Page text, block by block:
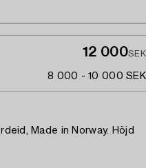
12 000SEK
8 000 - 10 000 SEK
Made in Norway. Höjd